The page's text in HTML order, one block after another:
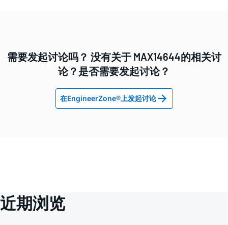
需要发起讨论吗？ 没有关于 MAX14644的相关讨
论？是否需要发起讨论？
在EngineerZone®上发起讨论
近期浏览